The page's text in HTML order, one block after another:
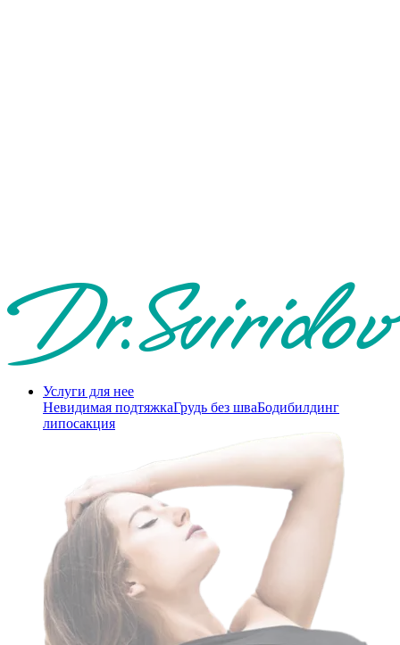
Услуги для нее
Невидимая подтяжкаГрудь без шваБодибилдинг
липосакция